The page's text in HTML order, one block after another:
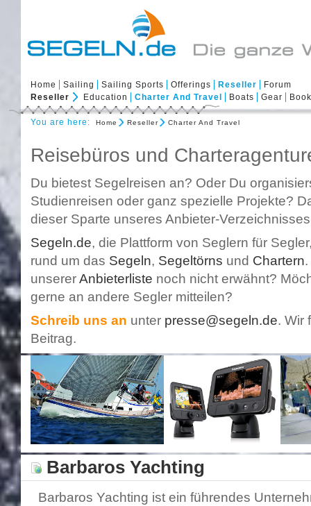
Home Sailing Sailing Sports Offerings Reseller
Forum
Reseller
Education Charter And Travel Boats Gear
You are here: Home Reseller Charter And Travel
Reisebüros und
Du bietest Segelreisen an? Oder Du
Studienreisen oder ganz spezielle Projekte?
dieser Sparte unseres Anbieter-
Segeln.de, die Plattform von Seglern für
rund um das Segeln, Segeltörns und Chartern
unsererAnbieterliste noch nicht erwähnt?
gerne an andere Segler mitteilen?
Schreib uns an unter presse@segeln.de. Wir
Beitrag.
Barbaros Yachting
Barbaros Yachting ist ein führendes